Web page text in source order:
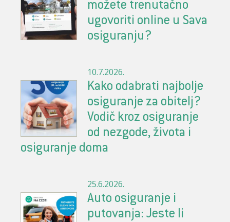
možete trenutačno
ugovoriti online u Sava
osiguranju?
10.7.2026.
Kako odabrati najbolje
osiguranje za obitelj?
Vodič kroz osiguranje
od nezgode, života i
osiguranje doma
25.6.2026.
Auto osiguranje i
putovanja: Jeste li